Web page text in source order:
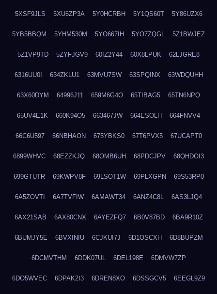
5XSF9JLS 5XU6ZP3A 5Y0HCRBH 5Y1QS60T 5Y86UZX6
5YB5BBQM 5YHM530M 5YO667IH 5YO7ZQGL 5Z1BWJEZ
5Z1VP9TD 5ZYFJGV9 60IZ2Y44 60X8LPUK 62LJGRE8
6316UU0I 634ZKLU1 63MVU7SW 63SPQINX 63WDQUHH
63X60DYM 64996J11 659M6G4O 65TIBAG5 65TN6NPQ
65UV4E1K 660K94O5 663467JW 664ESOLH 664FNVV4
66C6U597 66NBHAON 675YBKS0 67T6PVX5 67UCAPT0
6899WHVC 68EZZKJQ 68OMB6UH 68PDCJPV 68QHDOI3
699GTUTR 69KWPV8F 69LSOT1W 69PLXGPN 69S53RP0
6A5ZOVTI 6A7TVFIW 6AMAWT34 6ANZ4C8L 6AS3LJQ4
6AX21SAB 6AX80CNX 6AYEZFQ7 6B0V87BD 6BA9R10Z
6BUMJY5E 6BVXINIU 6CJKUI7J 6D1OSCXH 6D8BUPZM
6DCMVTHM 6DDK07UL 6DEL198E 6DMVW7ZP
6DO5WVEC 6DPAK2I3 6DREN8XO 6DSSGCV5 6EEGL9Z9